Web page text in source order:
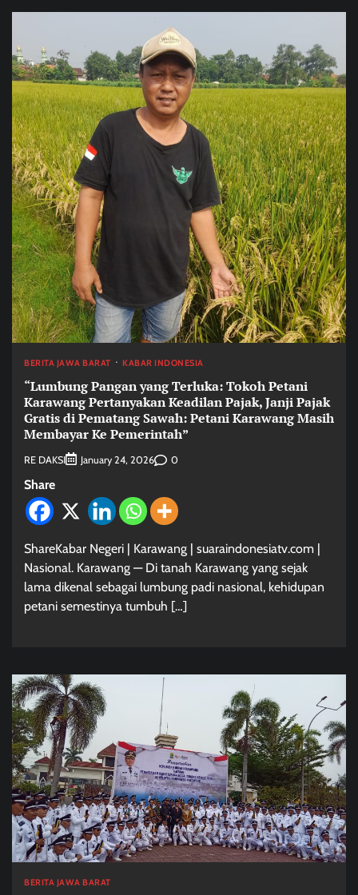
BERITA JAWA BARAT KABAR INDONESIA
“Lumbung Pangan yang Terluka: Tokoh Petani
Karawang Pertanyakan Keadilan Pajak, Janji Pajak
Gratis di Pematang Sawah: Petani Karawang Masih
Membayar Ke Pemerintah”
RE DAKSI January 24, 2026 0
Share
ShareKabar Negeri | Karawang | suaraindonesiatv.com |
Nasional. Karawang — Di tanah Karawang yang sejak
lama dikenal sebagai lumbung padi nasional, kehidupan
petani semestinya tumbuh […]
BERITA JAWA BARAT